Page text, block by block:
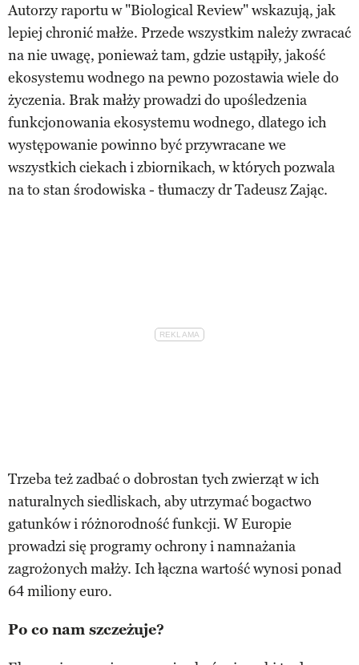
Autorzy raportu w "Biological Review" wskazują, jak
lepiej chronić małże. Przede wszystkim należy zwracać
na nie uwagę, ponieważ tam, gdzie ustąpiły, jakość
ekosystemu wodnego na pewno pozostawia wiele do
życzenia. Brak małży prowadzi do upośledzenia
funkcjonowania ekosystemu wodnego, dlatego ich
występowanie powinno być przywracane we
wszystkich ciekach i zbiornikach, w których pozwala
na to stan środowiska - tłumaczy dr Tadeusz Zając.
Trzeba też zadbać o dobrostan tych zwierząt w ich
naturalnych siedliskach, aby utrzymać bogactwo
gatunków i różnorodność funkcji. W Europie
prowadzi się programy ochrony i namnażania
zagrożonych małży. Ich łączna wartość wynosi ponad
64 miliony euro.
Po co nam szczeżuje?